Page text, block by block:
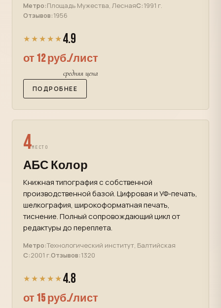
Метро:Площадь Мужества, ЛеснаяС:1991 г.
Отзывов:1956
★★★★★ 4.9
от 12 руб./лист
средняя цена
ПОДРОБНЕЕ
4МЕСТО
АБС Колор
Книжная типография с собственной
производственной базой. Цифровая и УФ-печать,
шелкография, широкоформатная печать,
тиснение. Полный сопровождающий цикл от
редактуры до переплета.
Метро:Технологический институт, Балтийская
С:2001 г.Отзывов:1320
★★★★★ 4.8
от 15 руб./лист